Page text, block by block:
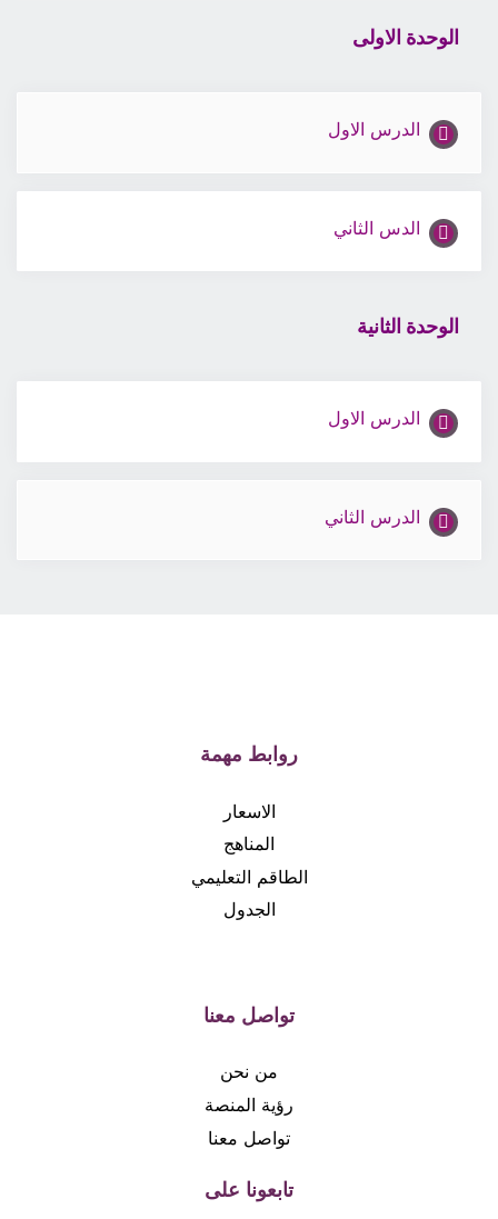
الوحدة الاولى
الدرس الاول
الدس الثاني
الوحدة الثانية
الدرس الاول
الدرس الثاني
روابط مهمة
الاسعار
المناهج
الطاقم التعليمي
الجدول
تواصل معنا
من نحن
رؤية المنصة
تواصل معنا
تابعونا على